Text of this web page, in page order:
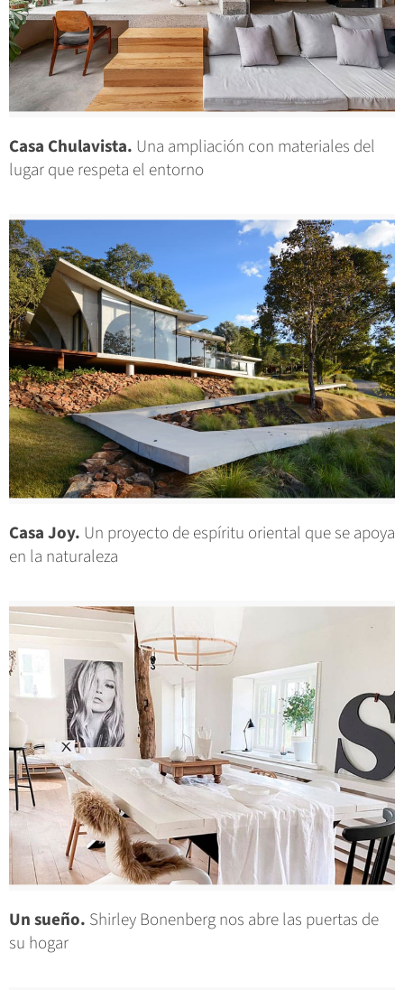
Casa Chulavista. Una ampliación con materiales del
lugar que respeta el entorno
Casa Joy. Un proyecto de espíritu oriental que se apoya
en la naturaleza
Un sueño. Shirley Bonenberg nos abre las puertas de
su hogar